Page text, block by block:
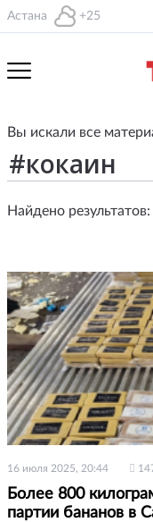
Астана +25
Вы искали все
Найдено
16 июля 2025, 20:44
Более 800
партии бананов в